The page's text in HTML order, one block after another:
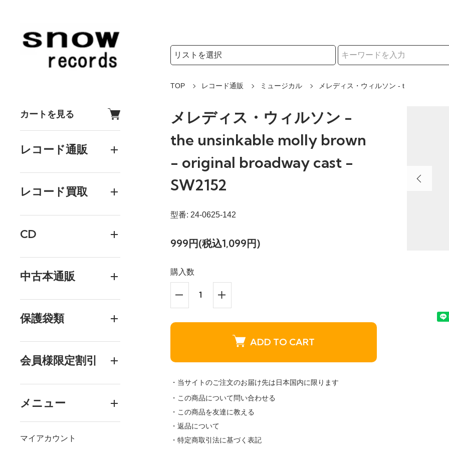
カートを見る
レコード通販
レコード買取
CD
中古本通販
保護袋類
会員様限定割引
メニュー
マイアカウント
検索リストの選択
TOP レコード通販 ミュージカル メレディス・ウィルソン - t
メレディス・ウィルソン -
the unsinkable molly brown
- original broadway cast -
SW2152
型番: 24-0625-142
999円(税込1,099円)
購入数
ADD TO CART
・当サイトのご注文のお届け先は日本国内に限ります
・この商品について問い合わせる
・この商品を友達に教える
・返品について
・特定商取引法に基づく表記